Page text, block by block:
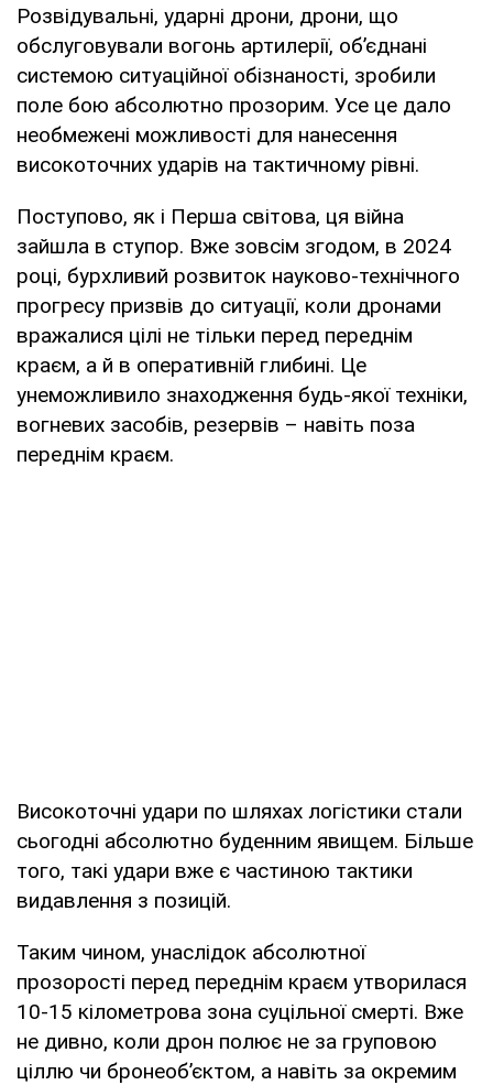
Розвідувальні, ударні дрони, дрони, що
обслуговували вогонь артилерії, об’єднані
системою ситуаційної обізнаності, зробили
поле бою абсолютно прозорим. Усе це дало
необмежені можливості для нанесення
високоточних ударів на тактичному рівні.
Поступово, як і Перша світова, ця війна
зайшла в ступор. Вже зовсім згодом, в 2024
році, бурхливий розвиток науково-технічного
прогресу призвів до ситуації, коли дронами
вражалися цілі не тільки перед переднім
краєм, а й в оперативній глибині. Це
унеможливило знаходження будь-якої техніки,
вогневих засобів, резервів – навіть поза
переднім краєм.
Високоточні удари по шляхах логістики стали
сьогодні абсолютно буденним явищем. Більше
того, такі удари вже є частиною тактики
видавлення з позицій.
Таким чином, унаслідок абсолютної
прозорості перед переднім краєм утворилася
10-15 кілометрова зона суцільної смерті. Вже
не дивно, коли дрон полює не за груповою
ціллю чи бронеоб’єктом, а навіть за окремим